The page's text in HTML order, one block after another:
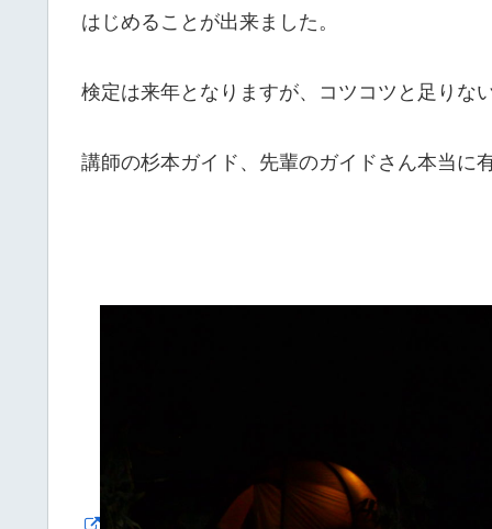
はじめることが出来ました。
検定は来年となりますが、コツコツと足りな
講師の杉本ガイド、先輩のガイドさん本当に